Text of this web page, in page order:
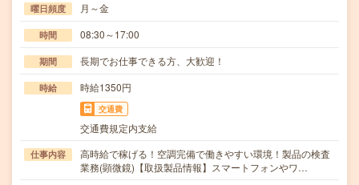
曜日頻度 月～金
時間 08:30～17:00
期間 長期でお仕事できる方、大歓迎！
時給 時給1350円
交通費
交通費規定内支給
仕事内容
高時給で稼げる！空調完備で働きやすい環境！製品の検査
業務(顕微鏡)【取扱製品情報】スマートフォンやワ…